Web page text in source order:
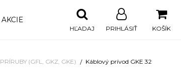
AKCIE
KOŠÍK
PRIHLÁSIŤ
HĽADAJ
PRÍRUBY (GFL, GKZ, GKE) Káblový prívod GKE 32